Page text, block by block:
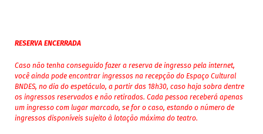
RESERVA ENCERRADA
Caso não tenha conseguido fazer a reserva de ingresso pela internet,
você ainda pode encontrar ingressos na recepção do Espaço Cultural
BNDES, no dia do espetáculo, a partir das 18h30, caso haja sobra dentre
os ingressos reservados e não retirados. Cada pessoa receberá apenas
um ingresso com lugar marcado, se for o caso, estando o número de
ingressos disponíveis sujeito à lotação máxima do teatro.